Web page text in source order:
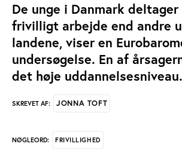
De unge i Danmark deltager
frivilligt arbejde end andre
landene, viser en
undersøgelse. En af
det høje uddannelsesniveau.
SKREVET AF: JONNA TOFT
NØGLEORD: FRIVILLIGHED